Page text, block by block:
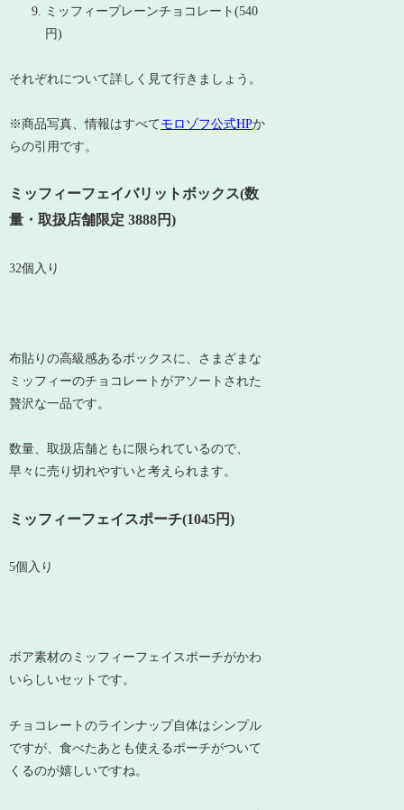
ミッフィープレーンチョコレート(540
円)
それぞれについて詳しく見て行きましょう。
※商品写真、情報はすべて モロゾフ公式HPか
らの引用です。
ミッフィーフェイバリットボックス(数
量・取扱店舗限定 3888円)
32個入り
布貼りの高級感あるボックスに、さまざまな
ミッフィーのチョコレートがアソートされた
贅沢な一品です。
数量、取扱店舗ともに限られているので、
早々に売り切れやすいと考えられます。
ミッフィーフェイスポーチ(1045円)
5個入り
ボア素材のミッフィーフェイスポーチがかわ
いらしいセットです。
チョコレートのラインナップ自体はシンプル
ですが、食べたあとも使えるポーチがついて
くるのが嬉しいですね。